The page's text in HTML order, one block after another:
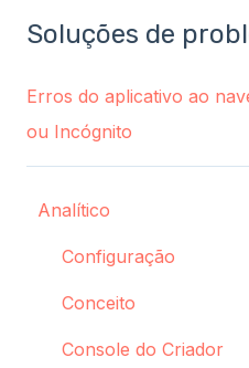
Soluções de
Erros do aplicativo ao
ou Incógnito
Analítico
Configuração
Conceito
Console do Criador